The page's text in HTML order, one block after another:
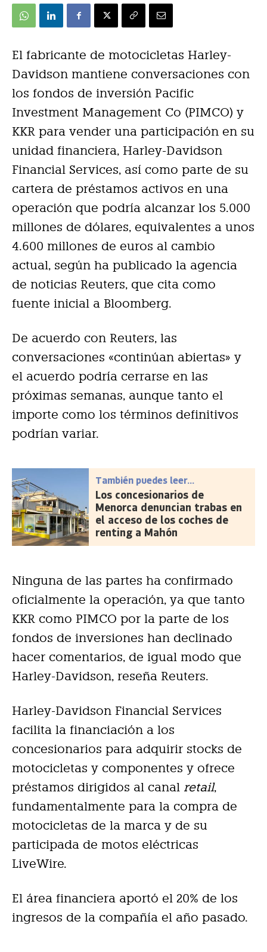
El fabricante de motocicletas Harley-
Davidson mantiene conversaciones con
los fondos de inversión Pacific
Investment Management Co (PIMCO) y
KKR para vender una participación en su
unidad financiera, Harley-Davidson
Financial Services, así como parte de su
cartera de préstamos activos en una
operación que podría alcanzar los 5.000
millones de dólares, equivalentes a unos
4.600 millones de euros al cambio
actual, según ha publicado la agencia
de noticias Reuters, que cita como
fuente inicial a Bloomberg.
De acuerdo con Reuters, las
conversaciones «continúan abiertas» y
el acuerdo podría cerrarse en las
próximas semanas, aunque tanto el
importe como los términos definitivos
podrían variar.
También puedes leer...
Los concesionarios de
Menorca denuncian trabas en
el acceso de los coches de
renting a Mahón
Ninguna de las partes ha confirmado
oficialmente la operación, ya que tanto
KKR como PIMCO por la parte de los
fondos de inversiones han declinado
hacer comentarios, de igual modo que
Harley-Davidson, reseña Reuters.
Harley-Davidson Financial Services
facilita la financiación a los
concesionarios para adquirir stocks de
motocicletas y componentes y ofrece
préstamos dirigidos al canal retail,
fundamentalmente para la compra de
motocicletas de la marca y de su
participada de motos eléctricas
LiveWire.
El área financiera aportó el 20% de los
ingresos de la compañía el año pasado.